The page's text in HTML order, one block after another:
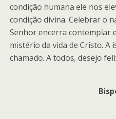
condição humana ele nos
condição divina. Celebrar o
Senhor encerra contemplar
mistério da vida de Cristo. A
chamado. A todos, desejo